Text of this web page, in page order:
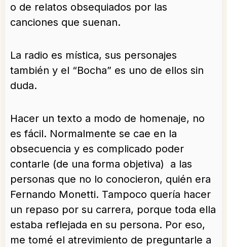
o de relatos obsequiados por las
canciones que suenan.
La radio es mística, sus personajes
también y el “Bocha” es uno de ellos sin
duda.
Hacer un texto a modo de homenaje, no
es fácil. Normalmente se cae en la
obsecuencia y es complicado poder
contarle (de una forma objetiva) a las
personas que no lo conocieron, quién era
Fernando Monetti. Tampoco quería hacer
un repaso por su carrera, porque toda ella
estaba reflejada en su persona. Por eso,
me tomé el atrevimiento de preguntarle a